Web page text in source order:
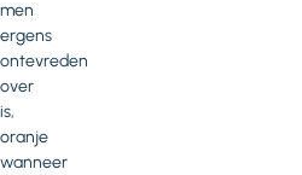
men
ergens
ontevreden
over
is,
oranje
wanneer